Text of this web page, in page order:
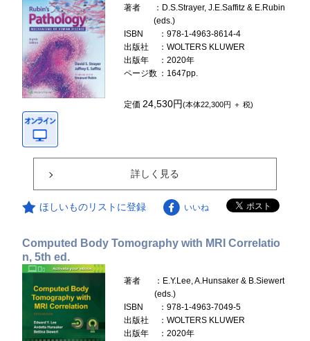
著者
：D.S.Strayer, J.E.Saffitz & E.Rubin
(eds.)
ISBN
：978-1-4963-8614-4
出版社
：WOLTERS KLUWER
出版年
：2020年
ページ数 ：1647pp.
定価24,530円(本体22,300円 ＋ 税)
詳しく見る
ほしいものリストに登録 いいね
Computed Body Tomography with MRI Correlatio
n, 5th ed.
著者
：E.Y.Lee, A.Hunsaker & B.Siewert
(eds.)
ISBN
：978-1-4963-7049-5
出版社
：WOLTERS KLUWER
出版年
：2020年